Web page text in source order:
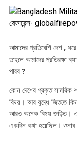
রেফারেন্স-
আমাদের প্রতিবেশি দেশ ,
তাহলে আমাদের প্রতিরক্ষা
পারব ?
কোন দেশের প্রকৃত সামরিক
বিষয়। আর যুদ্ধে জিততে
আরও অনেক বিষয় জড়িত।
একদিন কথা হয়েছিল। ওনার